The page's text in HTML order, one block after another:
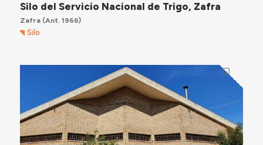
Silo del Servicio Nacional de Trigo, Zafra
Zafra(Ant. 1966)
Silo